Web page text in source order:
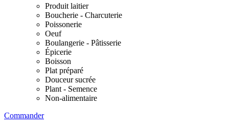
Produit laitier
Boucherie - Charcuterie
Poissonerie
Oeuf
Boulangerie - Pâtisserie
Épicerie
Boisson
Plat préparé
Douceur sucrée
Plant - Semence
Non-alimentaire
Commander